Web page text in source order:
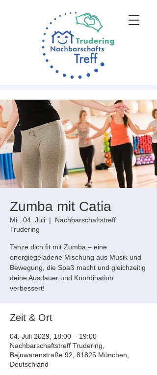
Zumba mit Catia
Mi., 04. Juli
  |
Nachbarschaftstreff
Trudering
Tanze dich fit mit Zumba – eine
energiegeladene Mischung aus Musik und
Bewegung, die Spaß macht und gleichzeitig
deine Ausdauer und Koordination
verbessert!
Zeit & Ort
04. Juli 2029, 18:00 – 19:00
Nachbarschaftstreff Trudering,
Bajuwarenstraße 92, 81825 München,
Deutschland